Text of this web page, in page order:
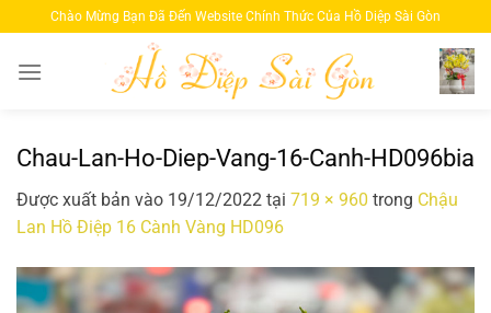
qua
nội
Chào Mừng Bạn Đã Đến Website Chính Thức Của Hồ Diệp Sài Gòn
Chau-Lan-Ho-Diep-Vang-16-Canh-HD096bia
Được xuất bản vào 19/12/2022 tại 719 × 960 trong Chậu
Lan Hồ Điệp 16 Cành Vàng HD096